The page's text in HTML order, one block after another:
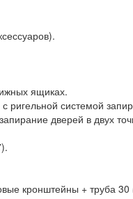
ящиках.
ригельной системой
дверей в двух
кронштейны + труба